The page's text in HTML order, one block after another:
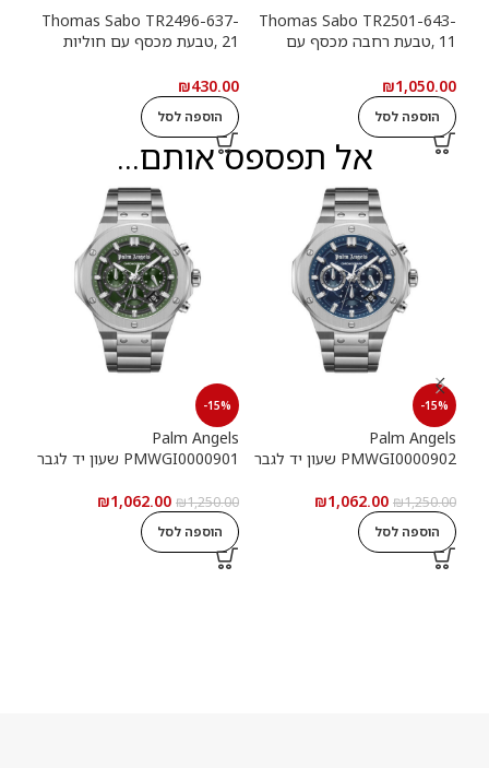
Thomas Sabo TR2501-643-
11 ,טבעת רחבה מכסף עם
₪1,050.00
הוספה לסל
Thomas Sabo TR2496-637-
21 ,טבעת מכסף עם חוליות
₪430.00
הוספה לסל
אל תפספס אותם...
-15%
Palm Angels
PMWGI0000902 שעון יד לגבר
₪1,250.00
₪1,062.00
הוספה לסל
-15%
Palm Angels
PMWGI0000901 שעון יד לגבר
₪1,250.00
₪1,062.00
הוספה לסל